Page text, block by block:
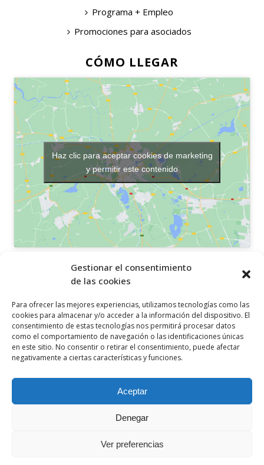
Gestionar el consentimiento
de las cookies
Para ofrecer las mejores experiencias, utilizamos tecnologías como las
cookies para almacenar y/o acceder a la información del dispositivo. El
consentimiento de estas tecnologías nos permitirá procesar datos
como el comportamiento de navegación o las identificaciones únicas
en este sitio. No consentir o retirar el consentimiento, puede afectar
negativamente a ciertas características y funciones.
Aceptar
Denegar
Ver preferencias
Programa + Empleo
Promociones para asociados
CÓMO LLEGAR
Haz clic para aceptar cookies de marketing
y permitir este contenido
OTROS ENLACES
Política de cookies
Aviso legal
Canal ético
SÍGUENOS EN